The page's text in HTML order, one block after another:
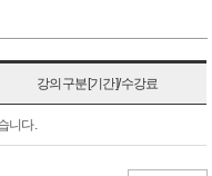
강의구분[기간]/수강료
니다.